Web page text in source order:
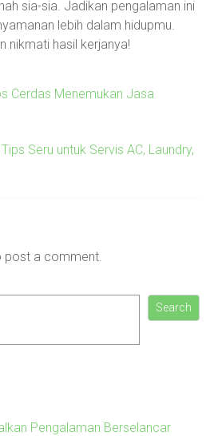
sia-sia. Jadikan pengalaman ini
lebih dalam hidupmu.
nikmati hasil kerjanya!
Cerdas Menemukan Jasa
Seru untuk Servis AC, Laundry,
post a comment.
Search
Pengalaman Berselancar